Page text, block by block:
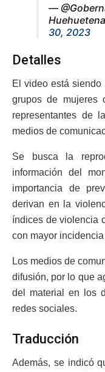
—
30, 2023
Detalles
El video está
grupos de mujeres
representantes de
medios de
Se busca la
información del
importancia de
derivan en la
índices de violencia
con mayor
Los medios de
difusión, por lo que
del material en los
redes sociales.
Traducción
Además, se indicó